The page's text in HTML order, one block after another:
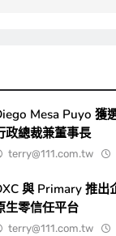
Mesa Puyo 獲
政總裁兼董事長
terry@111.com.tw
與 Primary 推出
生零信任平台
terry@111.com.tw